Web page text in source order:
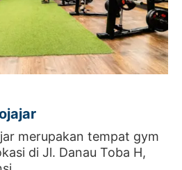
merupakan tempat gym
di Jl. Danau Toba H,